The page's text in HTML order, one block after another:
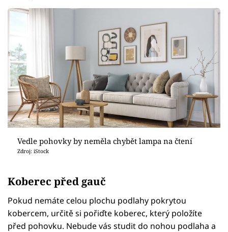
Vedle pohovky by neměla chybět lampa na čtení
Zdroj: iStock
Koberec před gauč
Pokud nemáte celou plochu podlahy pokrytou
kobercem, určitě si pořiďte koberec, který položíte
před pohovku. Nebude vás studit do nohou podlaha a